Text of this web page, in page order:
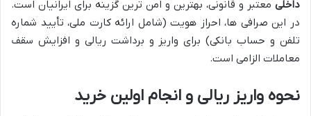
داخلی معتبر و قانونی، بهترین و امن ترین گزینه برای ایرانیان است.
در این صرافی ها، احراز هویت (شامل ارائه کارت ملی، تأیید شماره
تلفن و حساب بانکی) برای واریز و برداشت ریالی و افزایش سقف
معاملات الزامی است.
نحوه واریز ریالی و انجام اولین خرید